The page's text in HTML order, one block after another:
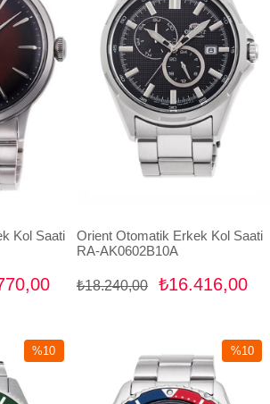
Kol Saati
Orient Otomatik Erkek Kol Saati
RA-AK0602B10A
₺16.416,00
₺18.240,00
%10
%10İndirim
%10